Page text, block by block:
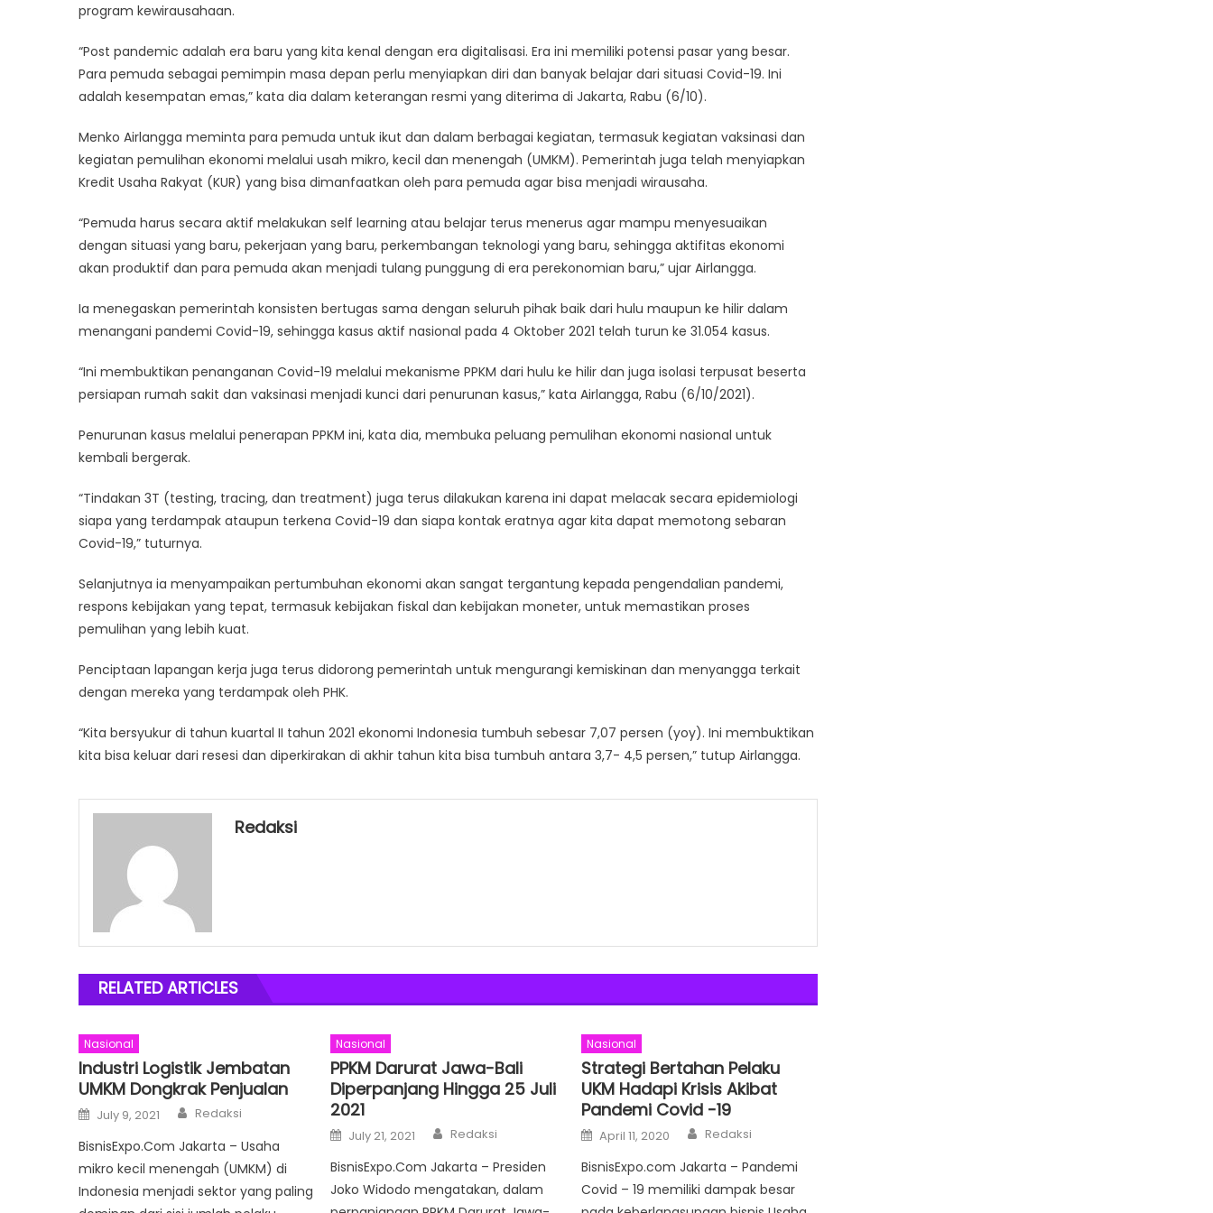
bagi
Wirausaha
Muda
program kewirausahaan.
“Post pandemic adalah era baru yang kita kenal dengan era digitalisasi. Era ini memiliki potensi pasar yang besar.
Para pemuda sebagai pemimpin masa depan perlu menyiapkan diri dan banyak belajar dari situasi Covid-19. Ini
adalah kesempatan emas,” kata dia dalam keterangan resmi yang diterima di Jakarta, Rabu (6/10).
Menko Airlangga meminta para pemuda untuk ikut dan dalam berbagai kegiatan, termasuk kegiatan vaksinasi dan
kegiatan pemulihan ekonomi melalui usah mikro, kecil dan menengah (UMKM). Pemerintah juga telah menyiapkan
Kredit Usaha Rakyat (KUR) yang bisa dimanfaatkan oleh para pemuda agar bisa menjadi wirausaha.
“Pemuda harus secara aktif melakukan self learning atau belajar terus menerus agar mampu menyesuaikan
dengan situasi yang baru, pekerjaan yang baru, perkembangan teknologi yang baru, sehingga aktifitas ekonomi
akan produktif dan para pemuda akan menjadi tulang punggung di era perekonomian baru,” ujar Airlangga.
Ia menegaskan pemerintah konsisten bertugas sama dengan seluruh pihak baik dari hulu maupun ke hilir dalam
menangani pandemi Covid-19, sehingga kasus aktif nasional pada 4 Oktober 2021 telah turun ke 31.054 kasus.
“Ini membuktikan penanganan Covid-19 melalui mekanisme PPKM dari hulu ke hilir dan juga isolasi terpusat beserta
persiapan rumah sakit dan vaksinasi menjadi kunci dari penurunan kasus,” kata Airlangga, Rabu (6/10/2021).
Penurunan kasus melalui penerapan PPKM ini, kata dia, membuka peluang pemulihan ekonomi nasional untuk
kembali bergerak.
“Tindakan 3T (testing, tracing, dan treatment) juga terus dilakukan karena ini dapat melacak secara epidemiologi
siapa yang terdampak ataupun terkena Covid-19 dan siapa kontak eratnya agar kita dapat memotong sebaran
Covid-19,” tuturnya.
Selanjutnya ia menyampaikan pertumbuhan ekonomi akan sangat tergantung kepada pengendalian pandemi,
respons kebijakan yang tepat, termasuk kebijakan fiskal dan kebijakan moneter, untuk memastikan proses
pemulihan yang lebih kuat.
Penciptaan lapangan kerja juga terus didorong pemerintah untuk mengurangi kemiskinan dan menyangga terkait
dengan mereka yang terdampak oleh PHK.
“Kita bersyukur di tahun kuartal II tahun 2021 ekonomi Indonesia tumbuh sebesar 7,07 persen (yoy). Ini membuktikan
kita bisa keluar dari resesi dan diperkirakan di akhir tahun kita bisa tumbuh antara 3,7- 4,5 persen,” tutup Airlangga.
Redaksi
RELATED ARTICLES
Nasional
Industri Logistik Jembatan
UMKM Dongkrak Penjualan
Posted
on
July 9, 2021 Author
Redaksi
BisnisExpo.Com Jakarta – Usaha
mikro kecil menengah (UMKM) di
Indonesia menjadi sektor yang paling
Nasional
PPKM Darurat Jawa-Bali
Diperpanjang Hingga 25 Juli
2021
Posted
on
July 21, 2021 Author
Redaksi
BisnisExpo.Com Jakarta – Presiden
Joko Widodo mengatakan, dalam
Nasional
Strategi Bertahan Pelaku
UKM Hadapi Krisis Akibat
Pandemi Covid -19
Posted
on
April 11, 2020 Author
Redaksi
BisnisExpo.com Jakarta – Pandemi
Covid – 19 memiliki dampak besar